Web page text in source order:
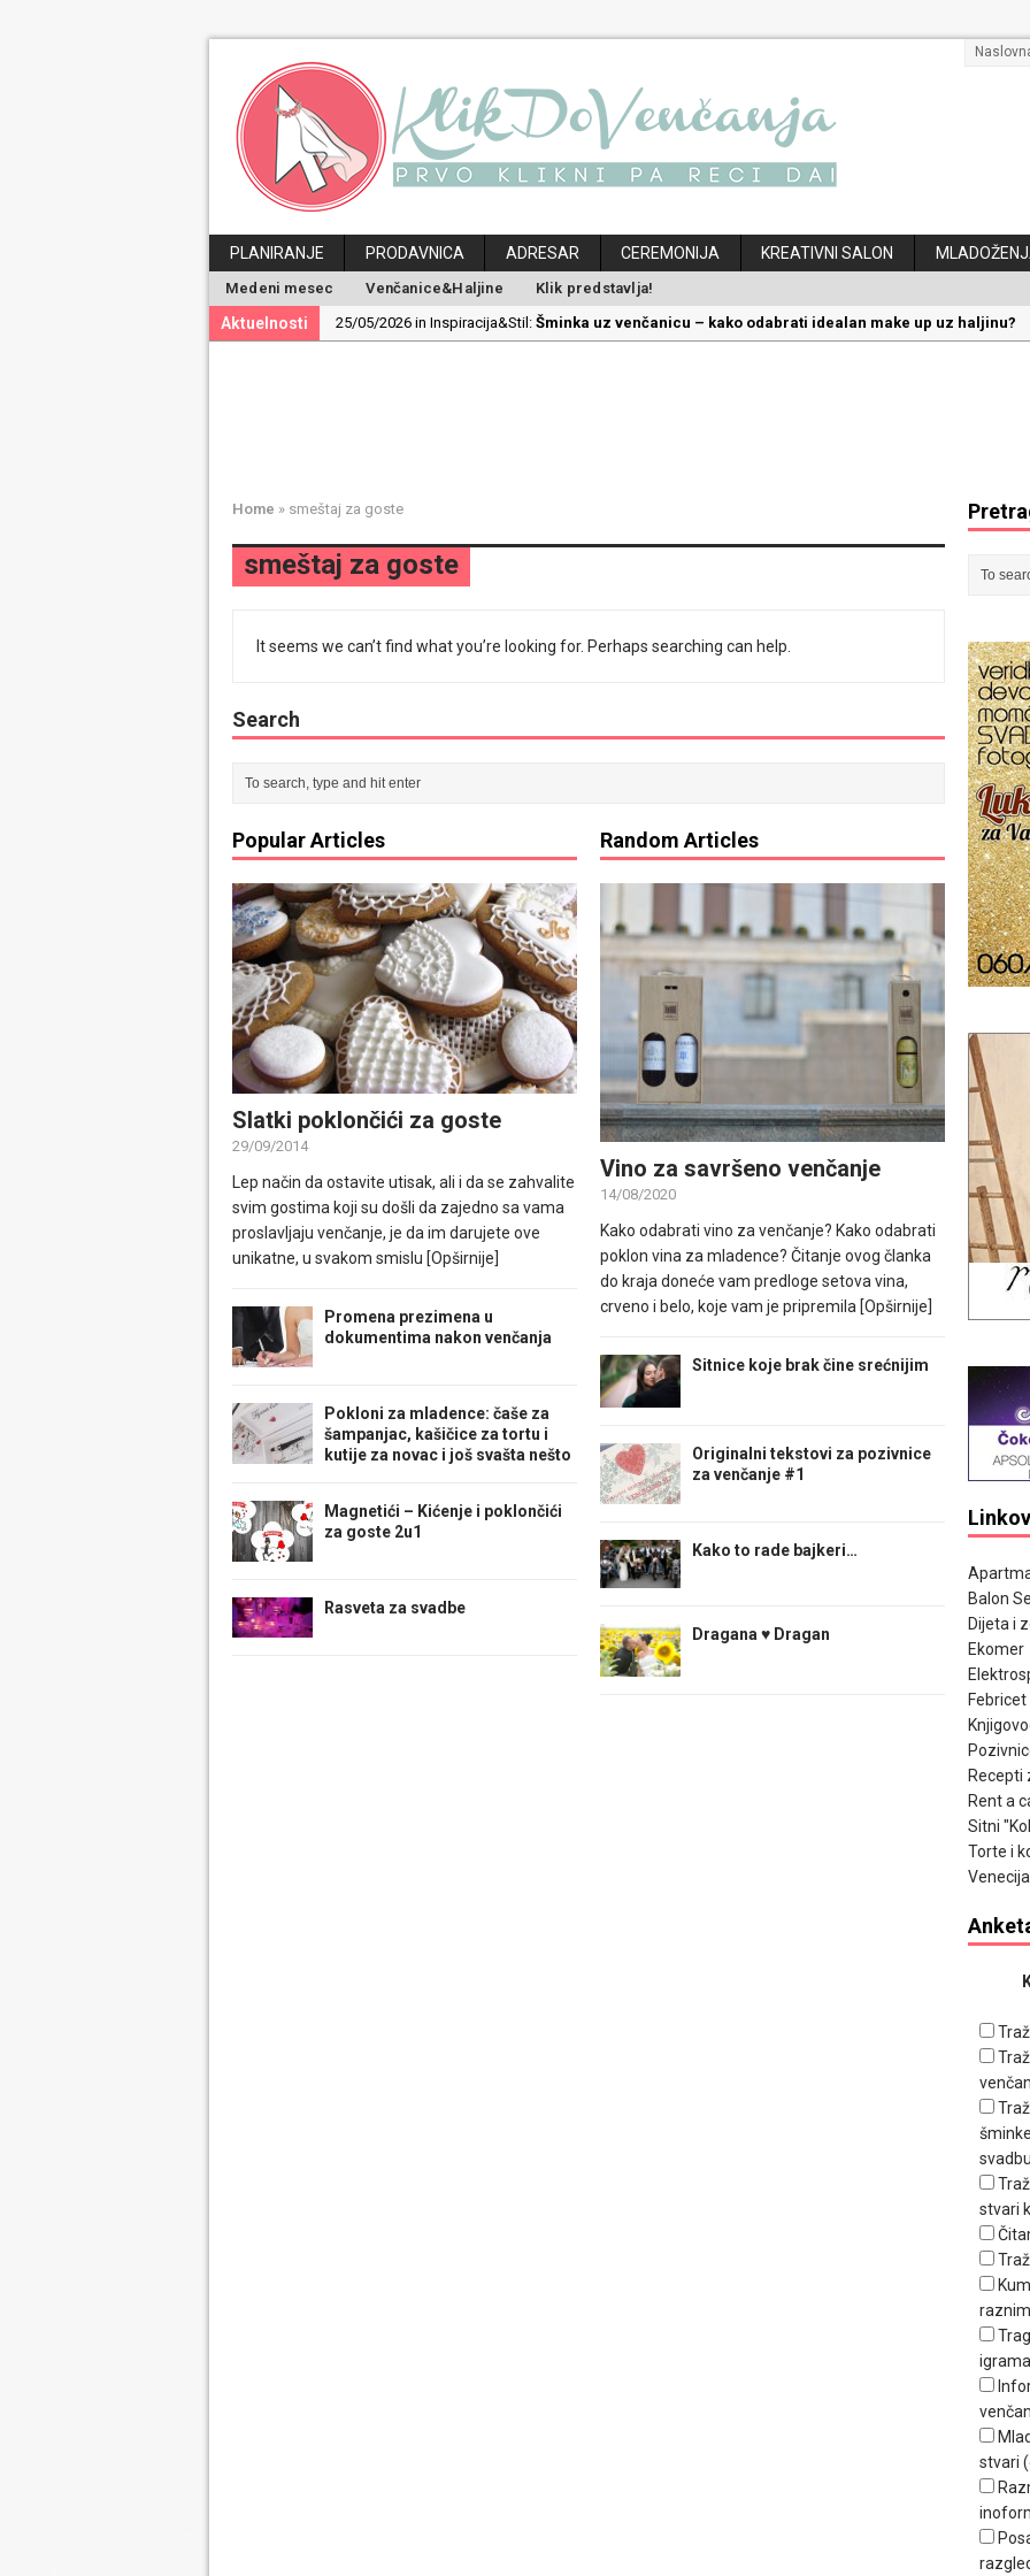
PLANIRANJE PRODAVNICA ADRESAR CEREMONIJA KREATIVNI SALON
Medeni mesec Venčanice&Haljine Klik predstavlja!
Aktuelnosti 25/05/2026 in Inspiracija&Stil: Šminka uz venčanicu – kako odabrati idealan make up uz haljinu?
Home » smeštaj za goste
smeštaj za goste
It seems we can’t find what you’re looking for. Perhaps searching can help.
Search
Popular Articles
Slatki poklončići za goste
29/09/2014
Lep način da ostavite utisak, ali i da se zahvalite
svim gostima koji su došli da zajedno sa vama
proslavljaju venčanje, je da im darujete ove
unikatne, u svakom smislu [Opširnije]
Promena prezimena u
dokumentima nakon venčanja
Pokloni za mladence: čaše za
šampanjac, kašičice za tortu i
kutije za novac i još svašta nešto
Magnetići – Kićenje i poklončići
za goste 2u1
Rasveta za svadbe
Random Articles
Vino za savršeno venčanje
14/08/2020
Kako odabrati vino za venčanje? Kako odabrati
poklon vina za mladence? Čitanje ovog članka
do kraja doneće vam predloge setova vina,
crveno i belo, koje vam je pripremila [Opširnije]
Sitnice koje brak čine srećnijim
Originalni tekstovi za pozivnice
za venčanje #1
Kako to rade bajkeri…
Dragana ♥ Dragan
Balon
Dijeta i
Ekomer
Febricet
Recepti
Rent a
Sitni
Torte i
stvari
stvari